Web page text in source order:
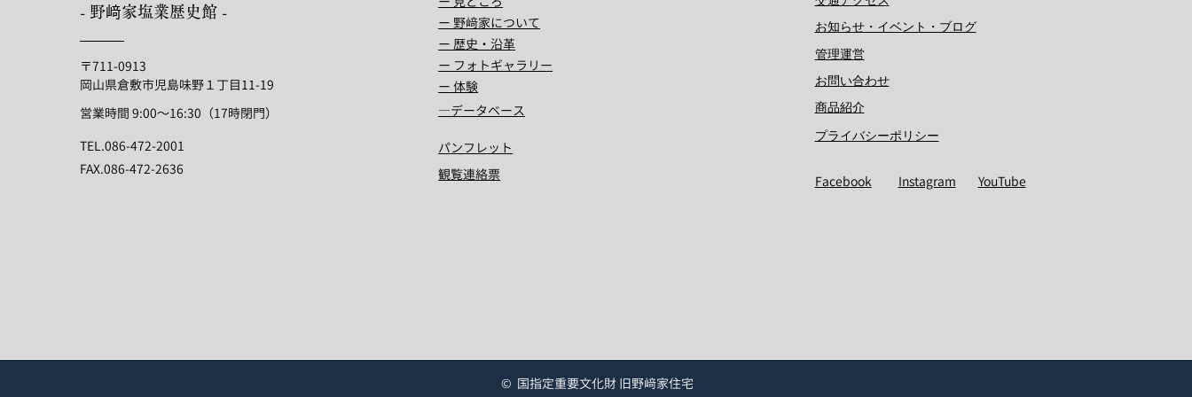
- 野﨑家塩業歴史館 -
〒711-0913
岡山県倉敷市児島味野１丁目11-19
営業時間 9:00〜16:30（17時閉門）
TEL.086-472-2001
FAX.086-472-2636
ー 野﨑家について
ー 歴史・沿革
ー フォトギャラリー
ー 体験
―​データベース
パンフレット
観覧連絡票
お知らせ・イベント・ブログ
管理運営
お問い合わせ
商品紹介
プライバシーポリシー
Facebook Instagram YouTube
© 国指定重要文化財 旧野﨑家住宅